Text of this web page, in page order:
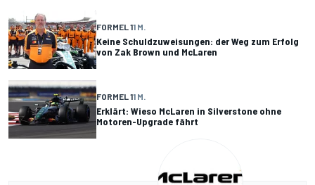
FORMEL 11 M.
Keine Schuldzuweisungen: der Weg zum Erfolg
von Zak Brown und McLaren
FORMEL 11 M.
Erklärt: Wieso McLaren in Silverstone ohne
Motoren-Upgrade fährt